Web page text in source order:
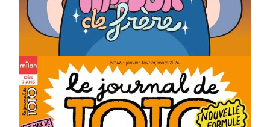
12 pages de BD et
d'humour